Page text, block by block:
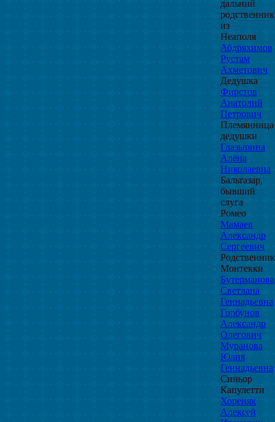
дальний
родственник
из
Неаполя
Абдряхимов
Рустам
Ахметович
Дедушка
Фирстов
Анатолий
Петрович
Племянница
дедушки
Глазырина
Алёна
Николаевна
Бальтазар,
бывший
слуга
Ромео
Мамаев
Александр
Сергеевич
Монтекки
Бутерманова
Светлана
Геннадьевна
Горбунов
Александр
Олегович
Муранова
Юлия
Геннадьевна
Синьор
Капулетти
Хореняк
Алексей